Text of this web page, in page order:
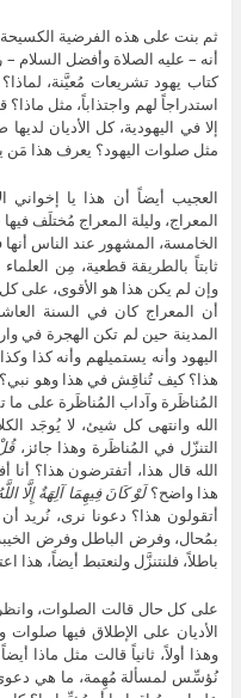
ثم بنت على هذه الفرضية الكسيحة
أنه – عليه الصلاة وأفضل السلام
كتاب يهود تشريعات مُعيَّنة، لماذا؟
استدراجاً لهم واجتذاباً، مثل
إلا في اليهودية، كل الأديان
مثل صلوات اليهود؟ يعرف هذا مَن
العجيب أيضاً أن هذا يا
المعراج، وليلة المعراج مُختلَف
الخامسة، المشهور عند الناس
ثابتاً بالطريقة قطعية، مِن
وإن لم يكن هذا هو الأقوى، على
أن المعراج كان في السنة
المدينة حين لم تكن الهجرة في
اليهود وأنه يستميلهم وأنه كذا
هذا؟ كيف تُناقِش في هذا وهو نبي؟
المُناظَرة وآداب المُناظَرة على
الله وانتهى كل شيئ، لا يُوجَد
التنزّل في المُناظَرة وهذا جائز،
الله قال هذا، أتفترضون هذا؟
هذا واضح؟لَوْ كَانَ فِيهِمَا آلِهَةٌ إِلَّا
أتقولون هذا؟ دعونا نرى،
بمُحال، وفرض الباطل وفرض
باطلاً، فلنتنزَّل ولنعتبط أيضاً، هذا
على كل حال قالت الصلوات،
الأديان على الإطلاق فيها صلوات
وهذا أولاً، ثانياً قالت مثل ماذا
نُؤسِّس لمسألة مُهِمة، ما هي دعوى